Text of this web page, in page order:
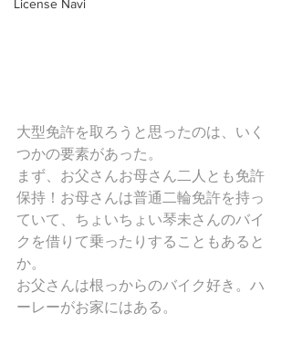
License Navi
大型免許を取ろうと思ったのは、いく
つかの要素があった。
まず、お父さんお母さん二人とも免許
保持！お母さんは普通二輪免許を持っ
ていて、ちょいちょい琴未さんのバイ
クを借りて乗ったりすることもあると
か。
お父さんは根っからのバイク好き。ハ
ーレーがお家にはある。